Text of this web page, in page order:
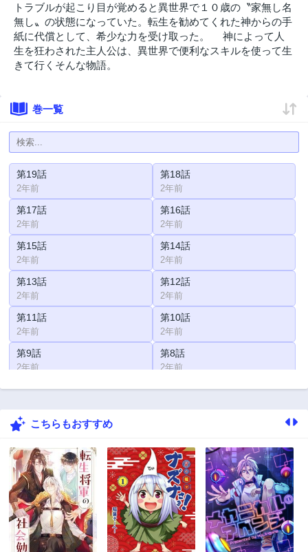
トラブルが起こり目が覚めると異世界で１０歳の〝家無し名
無し〟の状態になっていた。転生を勧めてくれた神からの手
紙に代償として、希少な力を受け取った。 神によって人
生を狂わされた主人公は、異世界で便利なスキルを使って生
きて行くそんな物語。
巻一覧
第19話
2年前
第18話
2年前
第17話
2年前
第16話
2年前
第15話
2年前
第14話
2年前
第13話
2年前
第12話
2年前
第11話
2年前
第10話
2年前
第9話
2年前
第8話
2年前
第7話 第6話
第6.2話
第4話
2年前
第3話
2年前
第2話
2年前
第1話
2年前
こちらもおすすめ